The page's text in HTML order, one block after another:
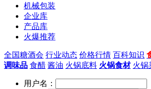
机械包装
企业库
产品库
火爆推荐
全国糖酒会 行业动态 价格行情 百科知识
调味品 食醋 酱油 火锅底料 火锅食材 火锅
用户名：